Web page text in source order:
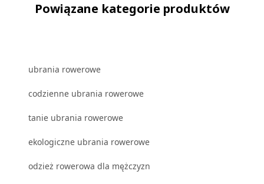
Powiązane kategorie produktów
ubrania rowerowe
codzienne ubrania rowerowe
tanie ubrania rowerowe
ekologiczne ubrania rowerowe
odzież rowerowa dla mężczyzn